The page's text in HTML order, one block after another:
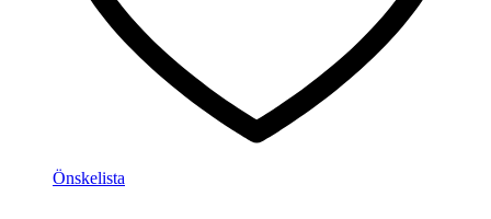
Önskelista